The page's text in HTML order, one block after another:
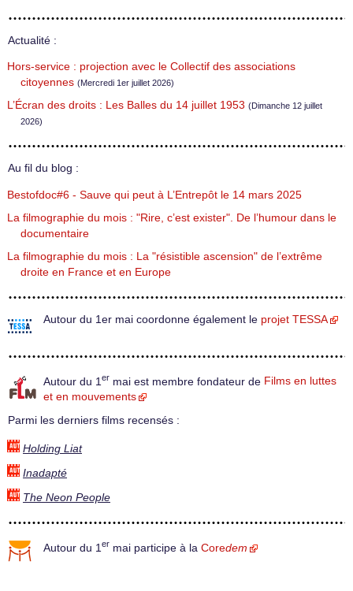
Actualité :
Hors-service : projection avec le Collectif des associations
citoyennes (Mercredi 1er juillet 2026)
L’Écran des droits : Les Balles du 14 juillet 1953 (Dimanche 12 juillet
2026)
Au fil du blog :
Bestofdoc#6 - Sauve qui peut à L’Entrepôt le 14 mars 2025
La filmographie du mois : "Rire, c’est exister". De l’humour dans le
documentaire
La filmographie du mois : La "résistible ascension" de l’extrême
droite en France et en Europe
Autour du 1er mai coordonne également le projet TESSA
Autour du 1 er mai est membre fondateur de Films en luttes
et en mouvements
Parmi les derniers films recensés :
Holding Liat
Inadapté
The Neon People
Autour du 1 er mai participe à la Coredem